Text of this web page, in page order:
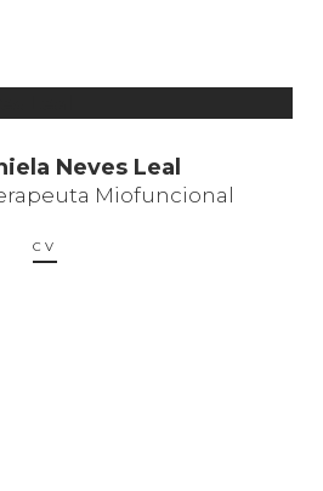
Neves Leal
Miofuncional
CV